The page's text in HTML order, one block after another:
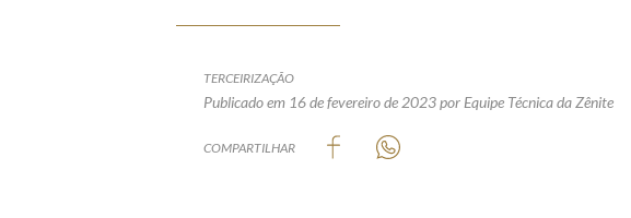
TERCEIRIZAÇÃO
Publicado em 16 de fevereiro de 2023por Equipe Técnica da Zênite
COMPARTILHAR